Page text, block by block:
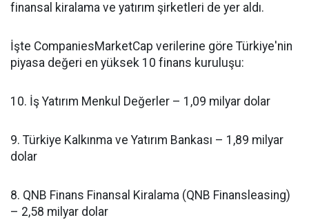
finansal kiralama ve yatırım şirketleri de yer aldı.
İşte CompaniesMarketCap verilerine göre Türkiye'nin
piyasa değeri en yüksek 10 finans kuruluşu:
10. İş Yatırım Menkul Değerler – 1,09 milyar dolar
9. Türkiye Kalkınma ve Yatırım Bankası – 1,89 milyar
dolar
8. QNB Finans Finansal Kiralama (QNB Finansleasing)
– 2,58 milyar dolar